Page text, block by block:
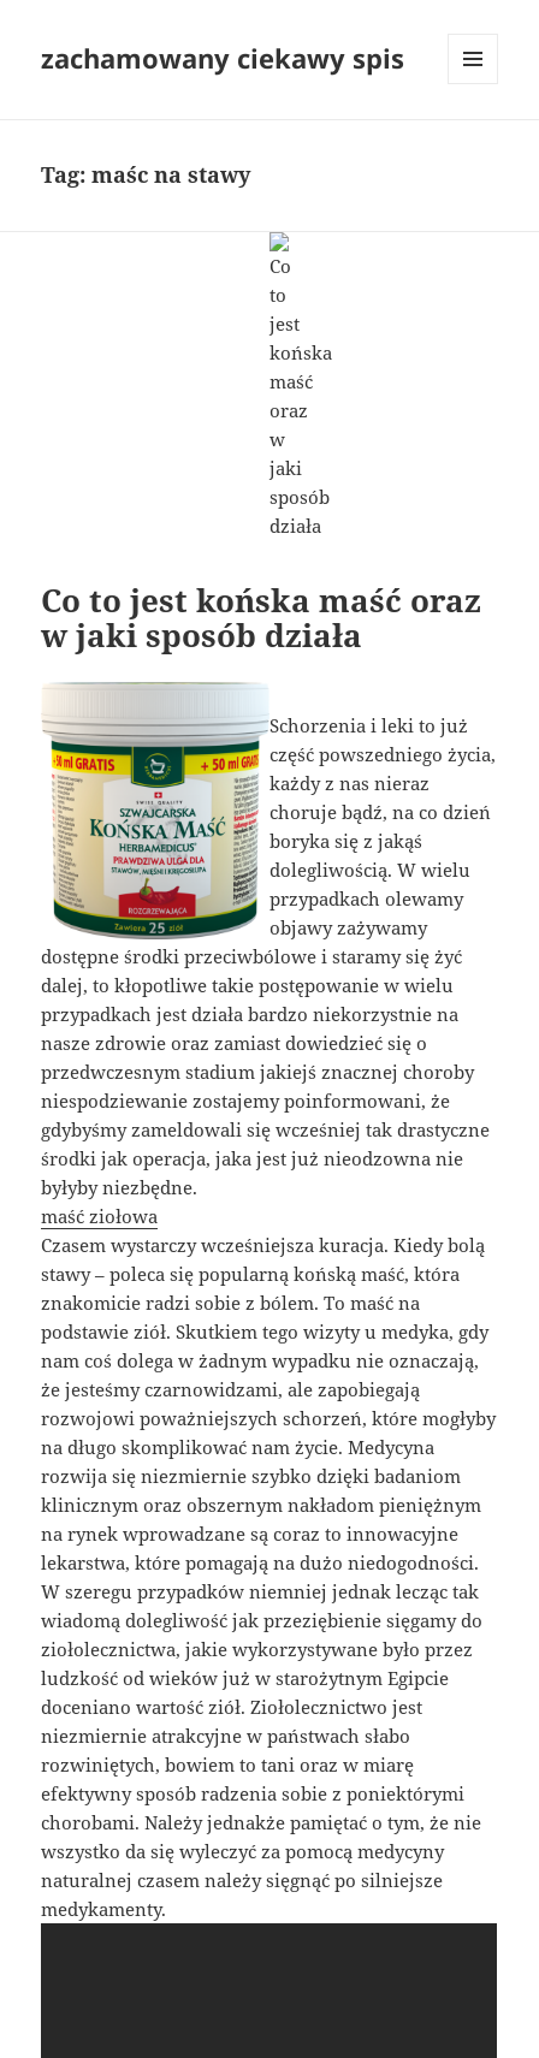
zachamowany ciekawy spis
Tag:maśc na stawy
Co to jest końska maść oraz
w jaki sposób działa
Schorzenia i leki to już
część powszedniego życia,
każdy z nas nieraz
choruje bądź, na co dzień
boryka się z jakąś
dolegliwością. W wielu
przypadkach olewamy
objawy zażywamy
dostępne środki przeciwbólowe i staramy się żyć
dalej, to kłopotliwe takie postępowanie w wielu
przypadkach jest działa bardzo niekorzystnie na
nasze zdrowie oraz zamiast dowiedzieć się o
przedwczesnym stadium jakiejś znacznej choroby
niespodziewanie zostajemy poinformowani, że
gdybyśmy zameldowali się wcześniej tak drastyczne
środki jak operacja, jaka jest już nieodzowna nie
byłyby niezbędne.
maść ziołowa
Czasem wystarczy wcześniejsza kuracja. Kiedy bolą
stawy – poleca się popularną końską maść, która
znakomicie radzi sobie z bólem. To maść na
podstawie ziół. Skutkiem tego wizyty u medyka, gdy
nam coś dolega w żadnym wypadku nie oznaczają,
że jesteśmy czarnowidzami, ale zapobiegają
rozwojowi poważniejszych schorzeń, które mogłyby
na długo skomplikować nam życie. Medycyna
rozwija się niezmiernie szybko dzięki badaniom
klinicznym oraz obszernym nakładom pieniężnym
na rynek wprowadzane są coraz to innowacyjne
lekarstwa, które pomagają na dużo niedogodności.
W szeregu przypadków niemniej jednak lecząc tak
wiadomą dolegliwość jak przeziębienie sięgamy do
ziołolecznictwa, jakie wykorzystywane było przez
ludzkość od wieków już w starożytnym Egipcie
doceniano wartość ziół. Ziołolecznictwo jest
niezmiernie atrakcyjne w państwach słabo
rozwiniętych, bowiem to tani oraz w miarę
efektywny sposób radzenia sobie z poniektórymi
chorobami. Należy jednakże pamiętać o tym, że nie
wszystko da się wyleczyć za pomocą medycyny
naturalnej czasem należy sięgnąć po silniejsze
medykamenty.